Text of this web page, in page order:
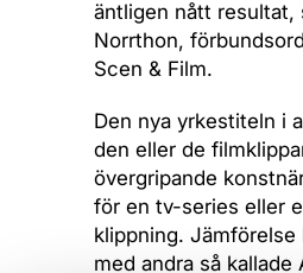
äntligen nått resultat,
Norrthon,
Scen & Film.
Den nya yrkestiteln i
den eller de
övergripande
för en tv-series eller
klippning. Jämförelse
med andra så